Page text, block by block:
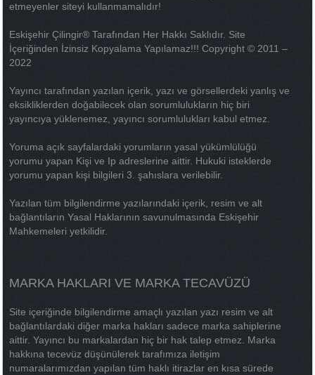
etmeyenler siteyi kullanmamalıdır!
Eskişehir Çilingir® Tarafından Her Hakkı Saklıdır. Site
İçeriğinden İzinsiz Kopyalama Yapılamaz!!! Copyright © 2011 –
2022
Yayıncı tarafından yazılan içerik, yazı ve görsellerdeki yanlış ve
eksikliklerden doğabilecek olan sorumlulukların hiç biri
yayıncıya yüklenemez, yayıncı sorumlulukları kabul etmez.
Yoruma açık sayfalardaki yorumların yasal yükümlülüğü
yorumu yapan Kişi ve Ip adreslerine aittir. Hukuki isteklerde
yorumu yapan kişi bilgileri 3. şahıslara verilebilir.
Yazılan tüm bilgilendirme yazılarındaki içerik, resim ve alt
bağlantıların Yasal Haklarının savunulmasında Eskişehir
Mahkemeleri yetkilidir.
MARKA HAKLARI VE MARKA TECAVÜZÜ
Site içeriğinde bilgilendirme amaçlı yazılan yazı resim ve alt
bağlantılardaki diğer marka hakları sadece marka sahiplerine
aittir. Yayıncı bu markalardan hiç bir hak talep etmez. Marka
hakkına tecevüz düşünülerek tarafımıza iletişim
numaralarımızdan yapılan tüm haklı itirazlar en kısa sürede